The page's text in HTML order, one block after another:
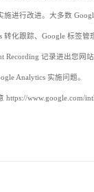
施进行改进。大多数
转化跟踪、Google 标签管
Recording 记录进出您网
Analytics 实施问题。
https://www.google.com/